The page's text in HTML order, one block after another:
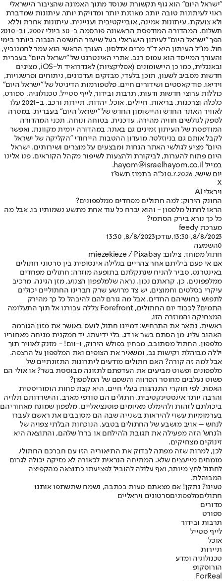
"ישראל היום" הוא גוף תקשורת שנוסד מתוך האמונה שהציבור הישראלי
ראוי לעיתונות טובה יותר, מאוזנת יותר ומדויקת יותר. עיתונות שמדברת
ולא צועקת. עיתונות אמינה, אובייקטיבית ועניינית. עיתונות אחרת וללא
תשלום. המהדורה המודפסת הראשונה פורסמה ב-30 ביולי 2007, וב-2010
הפך "ישראל היום" לעיתון הישראלי בעל שיעור החשיפה הגבוה ביותר בימי
חול. מו"ל העיתון היא ד"ר מרים אדלסון. העורך הראשי הוא עמר לחמנוביץ,
והעורך המייסד הוא עמוס רגב. אתרי האינטרנט של "ישראל היום" בעברית
ובאנגלית, כמו כן היישומונים (אפליקציות) לאנדרואיד ול-iOS, מציגים
חדשות מסביב לשעון, תוכן בלעדי, מבזקים ועדכונים, ניתוחים ופרשנויות,
וידיאו, פודקאסטים ושידורים חיים. פלטפורמות הדיגיטל של "ישראל היום"
כוללות ערוצי חדשות ודעות, תרבות ובידור, לייף סטייל, טכנולוגיה, ספורט,
כלכלה וצרכנות, בריאות, חיילים, אוכל, יהדות, תיירות ורכב. ב-2021 עלו
לאוויר האתר החדש והיישומון החדש של "ישראל היום" בעברית, במטרה
לספק לגולשים חוויה מהירה, עדכנית, בטוחה ונוחה. תכני המהדורה
המודפסת של העיתון זמינים גם באתר, במהדורה יומית מקוונת, ואפשר
לקבל אותם גם בניוזלטר. מועדון ההטבות הייחודי "הקליקה של ישראל
היום" מציע לגולשי האתר הנחות ומבצעים על מוצרים ושירותים. ישראל
היום פתוח להערות, לביקורת ולהצעות לשיפור מקהל הקוראים. פנו אלינו
במייל hayom@israelhayom.co.il.
יום שישי, 10.7.2026
כ"ה בתמוז תשפ"ו
X
ויראלי AI
החונק הירוק: למה חתולים מפחדים ממלפפונים?
הראו לחתול מלפפון - והוא יברח כל עוד אחת מתשע נשמותיו בו. אבל מה
כל כך נורא בירק הסתמי?
מערכת feedy
8/8/2023, 13:30
,עודכן8/8/2023, 13:30
0השמעה
חתול מפוחד. צילום: miezekieze / Pixabay
אם אי פעם ביליתם אחר צהריים בגלילה אינסופית בין סרטוני חתולים
באינטרנט, סביר להניח שנתקלתם בתופעה מוזרה: חתולים מפחדים
ממלפפונים. כן, קראתם נכון. נראה שלמלפפון הצנוע, מזן הגינה, מרכיב
עיקרי בסלטים וחמוצים, יש צד מרושע שרק חברינו החתוליים יכולים
לתפוש בחושיהם החדים. אבל מה גורם להם להיבהל כל כך מהירק
התמים? לכבוד יום החתולים, Forefront צללה עבורנו אל תוך התעלומה
המצחיקה והמוזרה הזו.
ראשית, נתאר את התרחיש: דמיינו חתול, לועס באושר את מזון הגורמה
האהוב עליו. מן הסתם בשר או דג. בלי ידיעתו, יד חמקנית מניחה מאחוריו
מלפפון. החתול מסתובב, מבחין בפולש הירוק, ו-וום! - מזנק לאוויר תוך
יללה מבוהלת וקישות גב, ומשאיר את הצופים ואת המלפפון על הרצפה.
אבל למה זה קורה? האם חתולים מודעים ליתרונות התזונתיים של
מלפפונים ופשוט מביעים את העדפתם לתזונה מבוססת בשר? או אולי הם
פשוט נעלבים מחוסר הפרווה והשפם של המלפפון?
האמת, לפי חוקרי התנהגות בעלי חיים, היא קצת פחות הומוריסטית
והרבה יותר אינסטינקטיבית. חתולים הם טורפי מארב, והישרדותם תלויה
ביכולתם לזהות ולהימלט מאיומים פוטנציאליים. מלפפון שמונח מאחוריהם
בערמומיות עשוי להיראות בשנייה שבה הם מסובבים את ראשם לעברו
לנחש – אויב מושבע של החתולים בטבע. הנוכחות הבלתי צפויה של
ה'נחש' הזה מפעילה את תגובת ה'הילחם או ברח' שלהם, והתוצאה היא
זינוקים מצחיקים.
לכן, למרות שזה מפתה לבדוק את התיאוריה הזו עם חברכם החתולי,
מומחים מייעצים שלא. המתיחה הנראית לכאורה לא מזיקה יכולה לגרום
לחתול לחץ מיותר, ואף עלולה להוביל לפציעתו כתוצאה מהקפיצה
המבוהלת.
טעינו? נתקן! אם מצאתם טעות בכתבה, נשמח שתשתפו אותנו
חתוליםמלפפוניםסרטונים ויראליים
מדורים
ספורט
תרבות ובידור
לייף סטייל
אוכל
תיירות
טכנולוגיה ומדע
הורוסקופ
ForReal